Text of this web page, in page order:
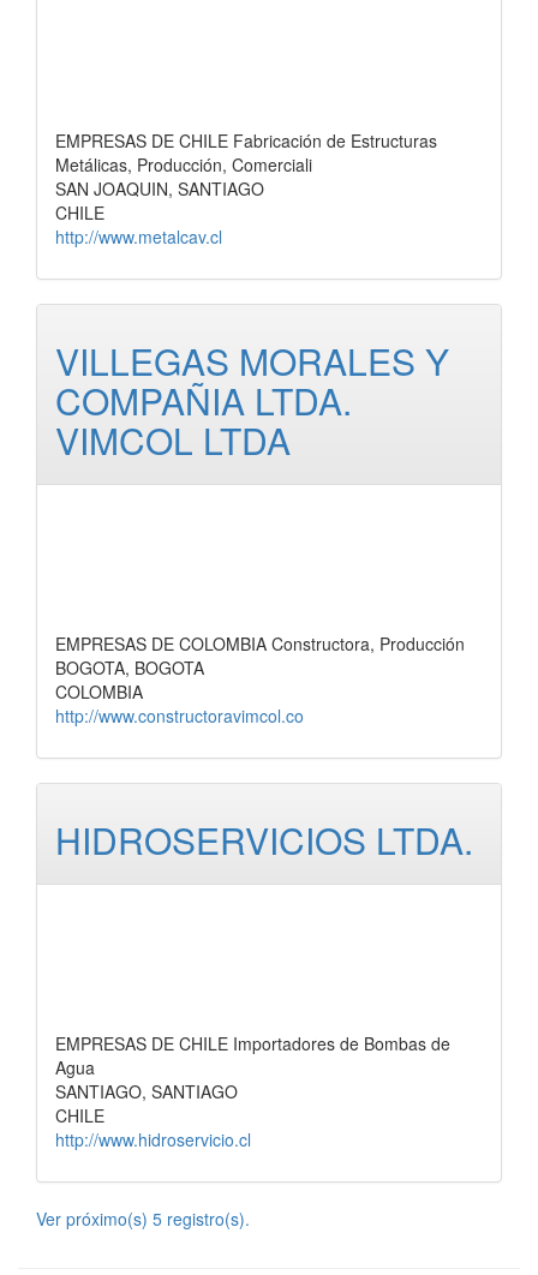
EMPRESAS DE CHILE Fabricación de Estructuras
Metálicas, Producción, Comerciali
SAN JOAQUIN, SANTIAGO
CHILE
http://www.metalcav.cl
VILLEGAS MORALES Y
COMPAÑIA LTDA.
VIMCOL LTDA
EMPRESAS DE COLOMBIA Constructora, Producción
BOGOTA, BOGOTA
COLOMBIA
http://www.constructoravimcol.co
HIDROSERVICIOS LTDA.
EMPRESAS DE CHILE Importadores de Bombas de
Agua
SANTIAGO, SANTIAGO
CHILE
http://www.hidroservicio.cl
Ver próximo(s) 5 registro(s).